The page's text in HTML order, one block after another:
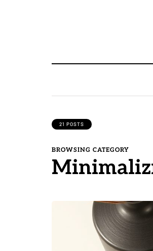
21 POSTS
BROWSING CATEGORY